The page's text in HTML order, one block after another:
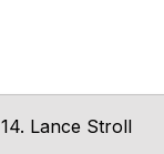
14. Lance Stroll